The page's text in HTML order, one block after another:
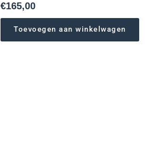
€165,00
Toevoegen aan winkelwagen